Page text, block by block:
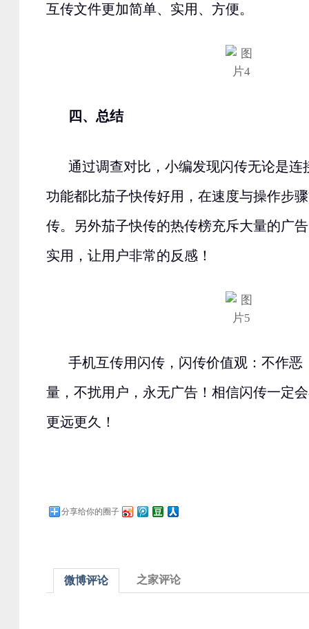
互传文件更加简单、实用、方便。
四、总结
通过调查对比，小编发现闪传无论是连
功能都比茄子快传好用，在速度与操作步
传。另外茄子快传的热传榜充斥大量的广
实用，让用户非常的反感！
手机互传用闪传，闪传价值观：不作恶
量，不扰用户，永无广告！ 相信闪传一定
更远更久！
分享给你的圈子
微博评论 之家评论